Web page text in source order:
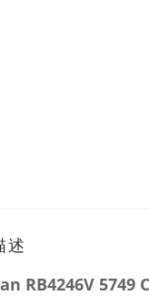
述
RB4246V 5749